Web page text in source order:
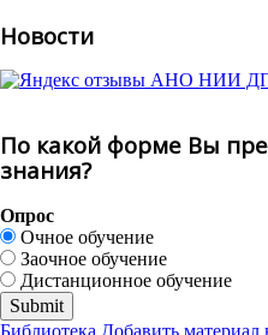
Новости
По какой форме Вы
знания?
Опрос
Очное обучение
Заочное обучение
Дистанционное обучение
Библиотека Добавить материал